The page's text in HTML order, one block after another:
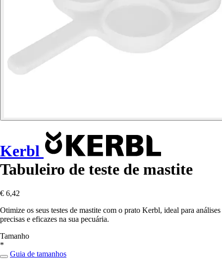
Kerbl
Tabuleiro de teste de mastite
€ 6,42
Otimize os seus testes de mastite com o prato Kerbl, ideal para análises
precisas e eficazes na sua pecuária.
Tamanho
*
Guia de tamanhos